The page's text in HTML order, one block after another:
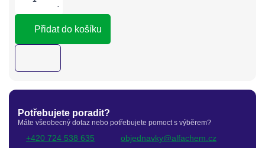
-
Přidat do košíku
Potřebujete poradit?
Máte všeobecný dotaz nebo potřebujete pomoct s výběrem?
+420 724 538 635 objednavky@alfachem.cz